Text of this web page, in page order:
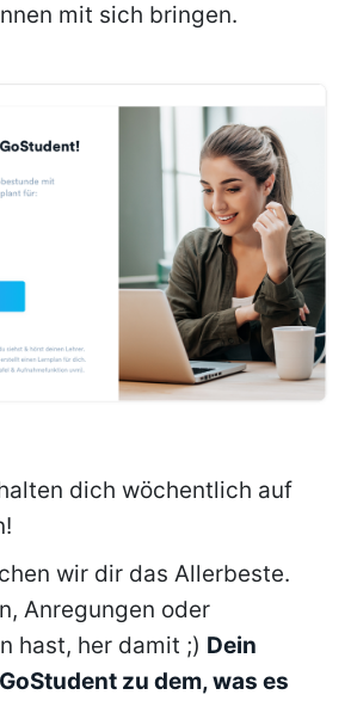
mit sich bringen.
dich wöchentlich auf
wir dir das Allerbeste.
Anregungen oder
hast, her damit ;) Dein
zu dem, was es